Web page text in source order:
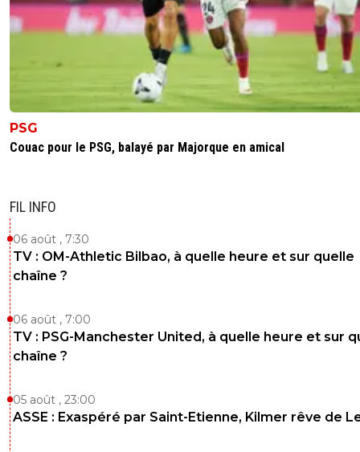
PSG
Couac pour le PSG, balayé par Majorque en amical
FIL INFO
06 août , 7:30
TV : OM-Athletic Bilbao, à quelle heure et sur quelle
chaîne ?
06 août , 7:00
TV : PSG-Manchester United, à quelle heure et sur
chaîne ?
05 août , 23:00
ASSE : Exaspéré par Saint-Etienne, Kilmer rêve de